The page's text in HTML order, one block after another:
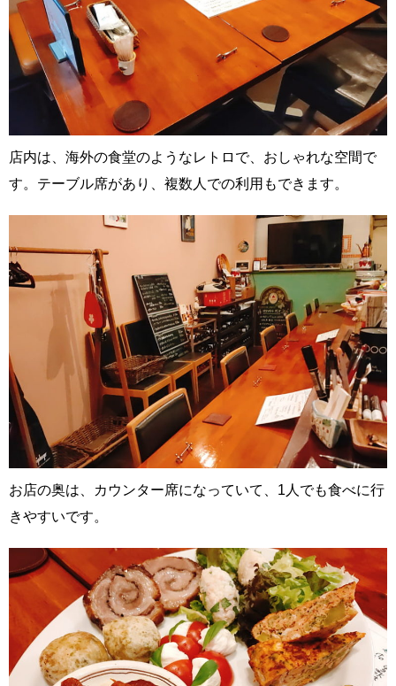
店内は、海外の食堂のようなレトロで、おしゃれな空間で
す。テーブル席があり、複数人での利用もできます。
お店の奥は、カウンター席になっていて、1人でも食べに行
きやすいです。